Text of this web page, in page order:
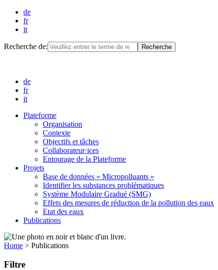
de
fr
it
Recherche de:
de
fr
it
Plateforme
Organisation
Contexte
Objectifs et tâches
Collaborateur·ices
Entourage de la Plateforme
Projets
Base de données « Micropolluants »
Identifier les substances problématiques
Système Modulaire Gradué (SMG)
Effets des mesures de réduction de la pollution des eaux
Etat des eaux
Publications
Home > Publications
Filtre